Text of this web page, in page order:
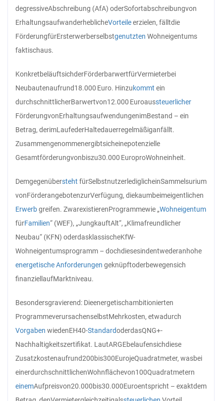
degressiveAbschreibung (AfA) oderSofortabschreibungvon
ErhaltungsaufwanderheblicheVorteileerzielen, fälltdie
FörderungfürErsterwerberselbstgenutzten Wohneigentums
faktischaus.
KonkretbeläuftsichderFörderbarwertfürVermieterbei
Neubautenaufrund18.000 Euro. Hinzukommt ein
durchschnittlicherBarwertvon12.000 Euroaussteuerlicher
FörderungvonErhaltungsaufwendungenimBestand – ein
Betrag, derimLaufederHaltedauerregelmäßiganfällt.
Zusammengenommenergibtsicheinepotenzielle
Gesamtförderungvonbiszu30.000 EuroproWohneinheit.
Demgegenübersteht fürSelbstnutzerlediglicheinSammelsurium
vonFörderangebotenzurVerfügung, diekaumbeimeigentlichen
Erwerbgreifen. ZwarexistierenProgrammewie „Wohneigentum
fürFamilien“ (WEF), „JungkauftAlt“, „Klimafreundlicher
Neubau“ (KFN) oderdasklassischeKfW-
Wohneigentumsprogramm – dochdiesesindentwederanhohe
energetischeAnforderungen geknüpftoderbewegensich
finanziell aufMarktniveau.
Besondersgravierend: Dieenergetischambitionierten
ProgrammeverursachenselbstMehrkosten, etwadurch
Vorgaben wiedenEH40-StandardoderdasQNG+-
Nachhaltigkeitszertifikat. LautARGEbelaufensichdiese
Zusatzkostenaufrund200bis300EurojeQuadratmeter, wasbei
einerdurchschnittlichenWohnflächevon100Quadratmetern
einemAufpreisvon20.000bis30.000Euroentspricht – exaktdem